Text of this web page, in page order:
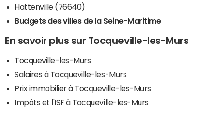
Hattenville (76640)
Budgets des villes de la Seine-Maritime
En savoir plus sur Tocqueville-les-Murs
Tocqueville-les-Murs
Salaires à Tocqueville-les-Murs
Prix immobilier à Tocqueville-les-Murs
Impôts et l'ISF à Tocqueville-les-Murs